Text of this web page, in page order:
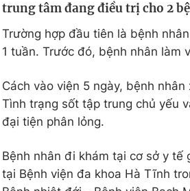
Làm đẹp
Chất lượng cuộc
trung tâm đang điều trị cho 2
Trường hợp đầu tiên là bệnh
1 tuần. Trước đó, bệnh nhân làm
Cách vào viện 5 ngày, bệnh
Tình trạng sốt tập trung chủ yếu
đại tiện phân lỏng.
Bệnh nhân đi khám tại cơ sở y
tại Bệnh viện đa khoa Hà Tĩnh